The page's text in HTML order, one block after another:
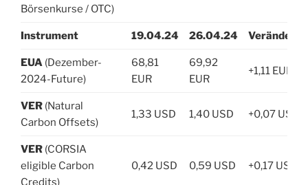
Börsenkurse / OTC)
Instrument 19.04.24 26.04.24
EUA (Dezember-
2024-Future)
68,81
EUR
69,92
EUR
+1,11 EUR
VER (Natural
Carbon Offsets)
1,33 USD 1,40 USD +0,07 USD
VER (CORSIA
eligible Carbon
Credits)
0,42 USD 0,59 USD +0,17 USD